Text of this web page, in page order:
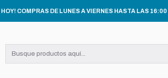
HOY! COMPRAS DE LUNES A VIERNES HASTA LAS
E HIGIENE INFANTIL Pañales Aiwibi Máxima